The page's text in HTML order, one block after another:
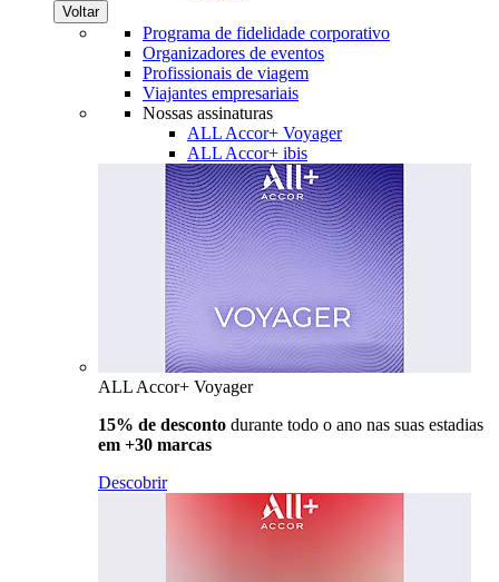
Voltar
Programa de fidelidade corporativo
Organizadores de eventos
Profissionais de viagem
Viajantes empresariais
Nossas assinaturas
ALL Accor+ Voyager
ALL Accor+ ibis
ALL Accor+ Voyager
15% de desconto durante todo o ano nas suas estadias
em +30 marcas
Descobrir